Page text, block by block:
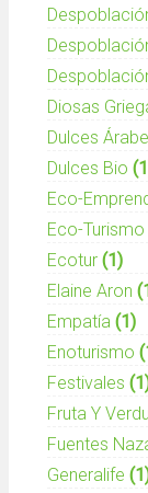
Diosas
Dulces
Dulces Bio
Eco-
Eco-Turismo
Ecotur (1)
Elaine Aron
Empatía (1)
Enoturismo
Festivales
Fruta Y
Fuentes
Generalife